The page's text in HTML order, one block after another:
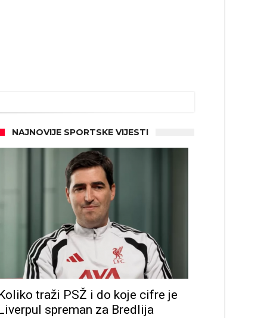
NAJNOVIJE SPORTSKE VIJESTI
traži PSŽ i do koje cifre je
spreman za Bredlija